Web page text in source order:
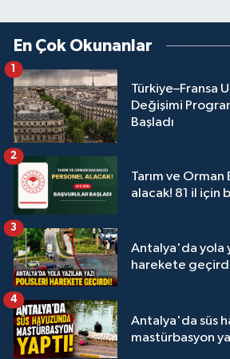
En Çok Okunanlar
Türkiye–Fransa
Değişimi
Başladı
1
Tarım ve Orman
alacak! 81 il için
2
Antalya'da yola
harekete
3
Antalya'da süs
mastürbasyon
4